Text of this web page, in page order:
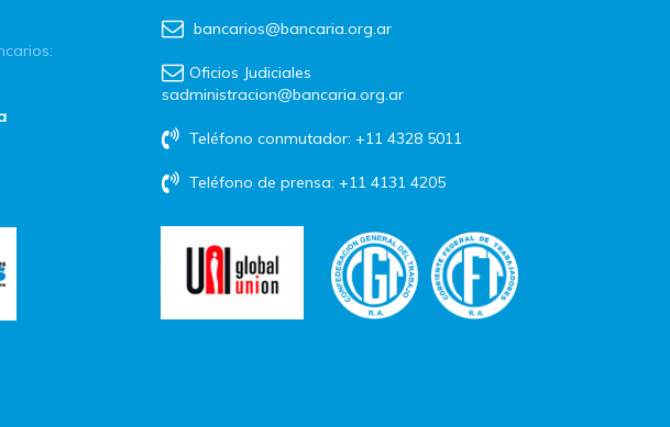
bancarios@bancaria.org.ar
Oficios Judiciales
sadministracion@bancaria.org.ar
Teléfono conmutador: +11 4328 5011
Teléfono de prensa: +11 4131 4205